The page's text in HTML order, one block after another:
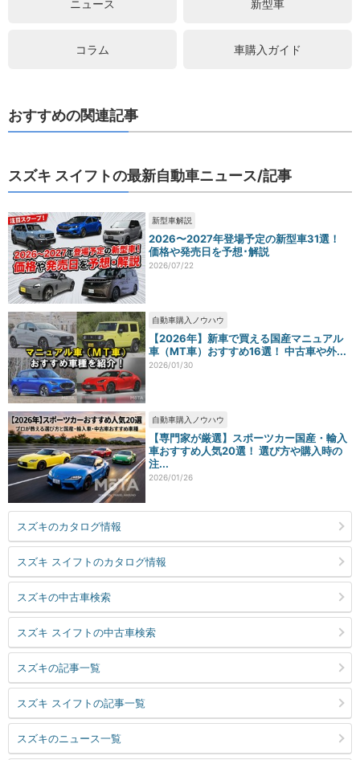
ニュース 新型車
コラム 車購入ガイド
おすすめの関連記事
スズキ スイフトの最新自動車ニュース/記事
新型車解説
2026〜2027年登場予定の新型車31選！
価格や発売日を予想･解説
2026/07/22
自動車購入ノウハウ
【2026年】新車で買える国産マニュアル
車（MT車）おすすめ16選！ 中古車や外...
2026/01/30
自動車購入ノウハウ
【専門家が厳選】スポーツカー国産・輸入
車おすすめ人気20選！ 選び方や購入時の
注...
2026/01/26
スズキのカタログ情報
スズキ スイフトのカタログ情報
スズキの中古車検索
スズキ スイフトの中古車検索
スズキの記事一覧
スズキ スイフトの記事一覧
スズキのニュース一覧